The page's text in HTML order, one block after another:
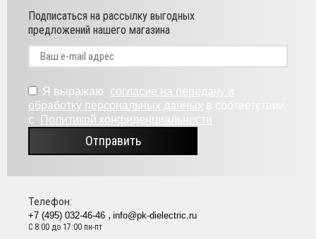
Телефон:
+7 (495) 032-46-46 info@pk-dielectric.ru
С 8:00 до 17:00 пн-пт
Подписаться на рассылку выгодных
предложений нашего магазина
Я выражаю
согласие на передачу и
обработку персональных данных в соответствии
с
Политикой конфиденциальности
Отправить